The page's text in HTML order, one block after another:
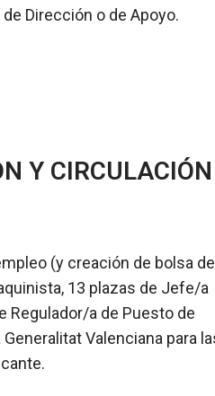
Dirección o de Apoyo.
Y CIRCULACIÓN
(y creación de bolsa de
13 plazas de Jefe/a
Regulador/a de Puesto de
Valenciana para